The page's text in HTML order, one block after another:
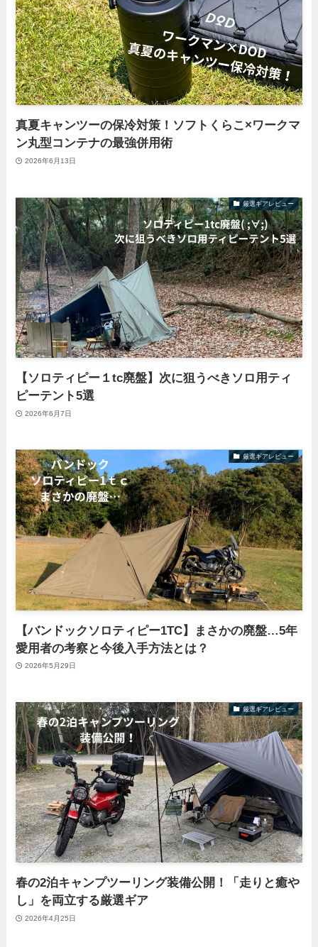
真夏キャンツーの保冷対策！ソフトくらこ×ワークマ
ン丸型コンテナの最強併用術
2026年6月13日
厳選ギアレビュー
【ソロティピー１tc廃盤】次に狙うべきソロ用ティ
ピーテント5選
2026年6月7日
厳選ギアレビュー
【バンドックソロティピー1TC】まさかの廃盤…5年
愛用者の考察と今後入手方法とは？
2026年5月29日
厳選ギアレビュー
春の2泊キャンプツーリング装備公開！「走りと癒や
し」を両立する厳選ギア
2026年4月25日